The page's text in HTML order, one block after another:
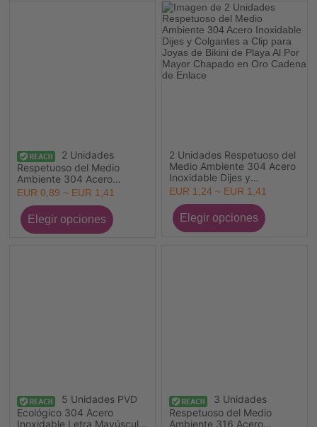
2 Unidades
Respetuoso del Medio
Ambiente 304 Acero
Inoxidable Dijes y
Colgantes a Clip para Joyas
de Bikini de Playa Al Por
Mayor Multicolor Cadena de
Enlace
EUR 0,89 ~ EUR 1,41
2 Unidades Respetuoso del
Medio Ambiente 304 Acero
Inoxidable Dijes y
Colgantes a Clip para Joyas
de Bikini de Playa Al Por
Mayor Chapado en Oro
Cadena de Enlace
EUR 1,24 ~ EUR 1,41
5 Unidades PVD
Ecológico 304 Acero
Inoxidable Letra Mayúscula
3 Unidades
Respetuoso del Medio
Ambiente 316 Acero